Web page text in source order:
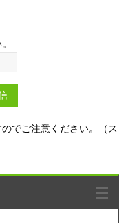
でご注意ください。（ス